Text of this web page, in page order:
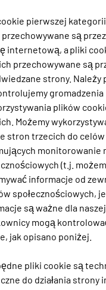
pierwszej
są
internetową, a pliki
przechowywane są
strony. Należy
gromadzenia
plików
Możemy
stron trzecich do celów
monitorowanie
(t.j.
informacje od
społecznościowych,
są ważne dla
mogą
jak opisano poniżej.
pliki cookie są
do działania strony